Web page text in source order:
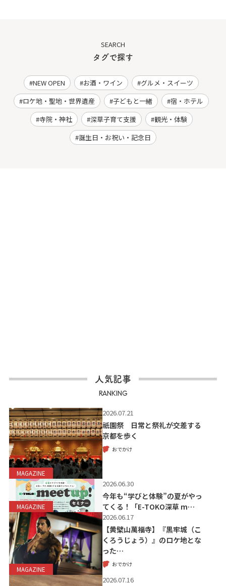
SEARCH
タグで探す
NEW OPEN お酒・ワイン
グルメ・スイーツ
ロケ地・聖地・世界遺産
子どもと一緒
宿・ホテル
寺院・神社
深草子育て支援
観光・体験
誕生日・お祝い・記念日
人気記事
RANKING
MAGAZINE
2026.07.21
祇園祭 日常と祭礼が交差する
京都を歩く
おでかけ
MAGAZINE
2026.06.30
今年も“学びと体験”の夏がやっ
てくる！「E-TOKO深草 m…
MAGAZINE
2026.06.17
【黄檗山萬福寺】『黒牢城（こ
くろうじょう）』のロケ地とな
った…
おでかけ
2026.07.16